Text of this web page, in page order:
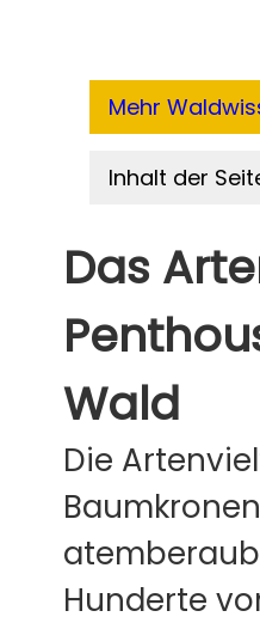
Mehr
Inhalt der
Das
Wald
Die
Hunderte